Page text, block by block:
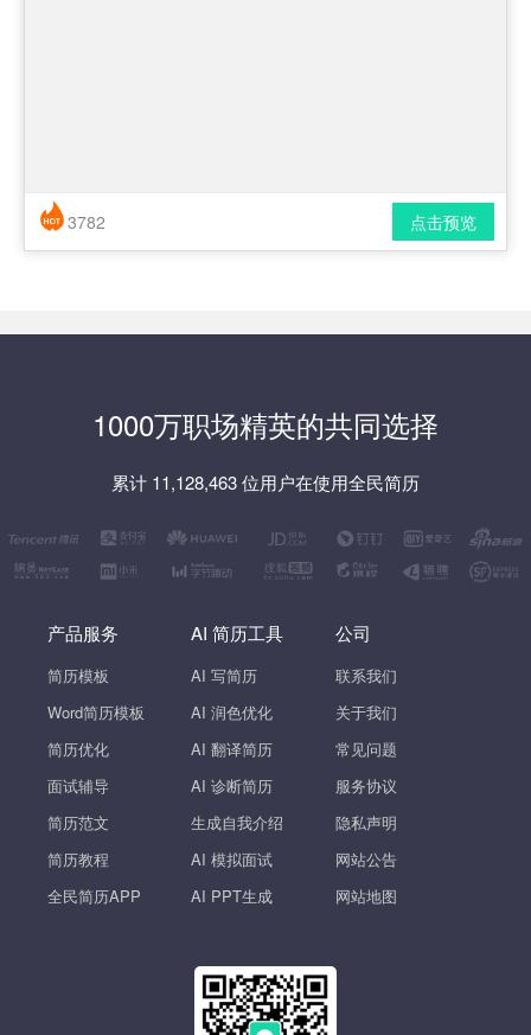
简历风格： 时尚 / 简洁 / 应届生
点击预览
3782
1000万职场精英的共同选择
累计 11,128,463 位用户在使用全民简历
产品服务
简历模板
Word简历模板
简历优化
面试辅导
简历范文
简历教程
全民简历APP
AI 简历工具
AI 写简历
AI 润色优化
AI 翻译简历
AI 诊断简历
生成自我介绍
AI 模拟面试
AI PPT生成
公司
联系我们
关于我们
常见问题
服务协议
隐私声明
网站公告
网站地图